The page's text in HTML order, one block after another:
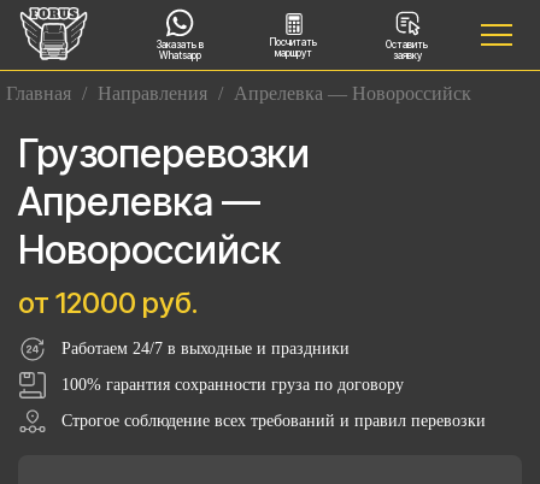
Заказать в
Whatsapp
Посчитать
маршрут
Оставить
заявку
Главная / Направления / Апрелевка — Новороссийск
Грузоперевозки
Апрелевка —
Новороссийск
от 12000 руб.
Работаем 24/7 в выходные и праздники
100% гарантия сохранности груза по договору
Строгое соблюдение всех требований и правил перевозки